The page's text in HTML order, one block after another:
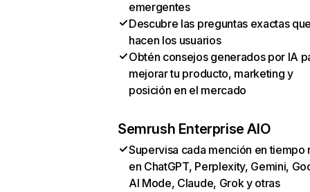
emergentes
Descubre las preguntas exactas
hacen los usuarios
Obtén consejos generados por IA
mejorar tu producto, marketing y
posición en el mercado
Semrush Enterprise AIO
Supervisa cada mención en tiempo
en ChatGPT, Perplexity, Gemini,
AI Mode, Claude, Grok y otras